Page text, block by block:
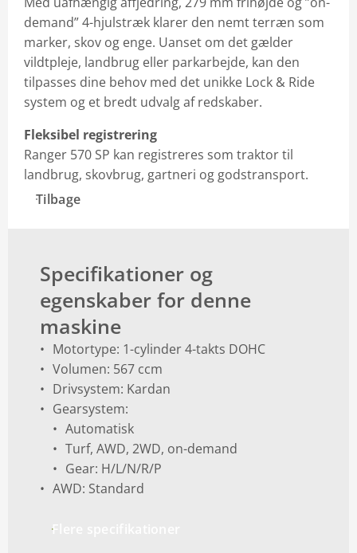
demand” 4-hjulstræk klarer den nemt terræn som
marker, skov og enge. Uanset om det gælder
vildtpleje, landbrug eller parkarbejde, kan den
tilpasses dine behov med det unikke Lock & Ride
system og et bredt udvalg af redskaber.
Fleksibel registrering
Ranger 570 SP kan registreres som traktor til
landbrug, skovbrug, gartneri og godstransport.
Tilbage
Specifikationer og
egenskaber for denne
maskine
Motortype: 1-cylinder 4-takts DOHC
Volumen: 567 ccm
Drivsystem: Kardan
Gearsystem:
Automatisk
Turf, AWD, 2WD, on-demand
Gear: H/L/N/R/P
AWD: Standard
Flere specifikationer